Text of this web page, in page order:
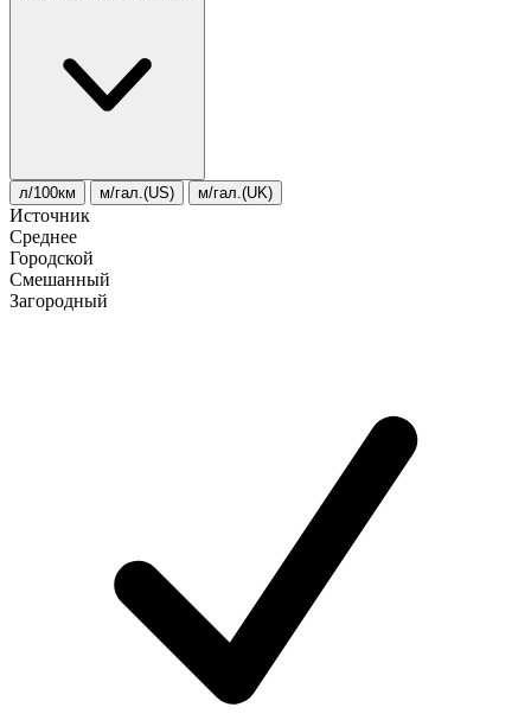
л/100км м/гал.(US) м/гал.(UK)
Источник
Среднее
Городской
Смешанный
Загородный